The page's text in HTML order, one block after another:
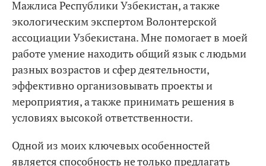
Мажлиса Республики Узбекистан, а также
экологическим экспертом Волонтерской
ассоциации Узбекистана. Мне помогает в моей
работе умение находить общий язык с людьми
разных возрастов и сфер деятельности,
эффективно организовывать проекты и
мероприятия, а также принимать решения в
условиях высокой ответственности.
Одной из моих ключевых особенностей
является способность не только предлагать